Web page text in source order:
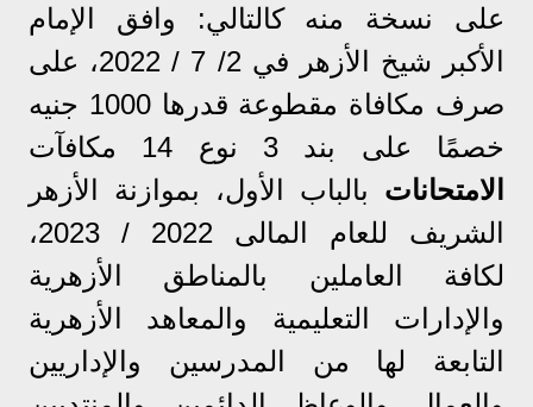
على نسخة منه كالتالي: وافق الإمام
الأكبر شيخ الأزهر في 2/ 7 / 2022، على
صرف مكافاة مقطوعة قدرها 1000 جنيه
خصمًا على بند 3 نوع 14 مكافآت
الامتحانات بالباب الأول، بموازنة الأزهر
الشريف للعام المالی 2022 / 2023،
لكافة العاملين بالمناطق الأزهرية
والإدارات التعليمية والمعاهد الأزهرية
التابعة لها من المدرسين والإداريين